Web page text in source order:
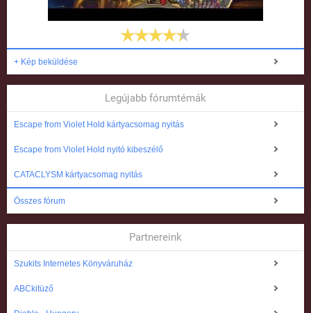
+ Kép beküldése
Legújabb fórumtémák
Escape from Violet Hold kártyacsomag nyitás
Escape from Violet Hold nyitó kibeszélő
CATACLYSM kártyacsomag nyitás
Összes fórum
Partnereink
Szukits Internetes Könyváruház
ABCkitüző